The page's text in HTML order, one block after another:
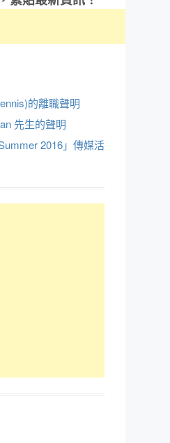
的離職聲明
先生的聲明
2016」傳媒活